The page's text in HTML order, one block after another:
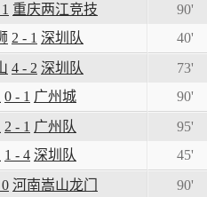
重庆两江竞技
90'
2 - 1 深圳队
40'
4 - 2 深圳队
73'
0 - 1 广州城
90'
2 - 1 广州队
95'
1 - 4 深圳队
45'
河南嵩山龙门
90'